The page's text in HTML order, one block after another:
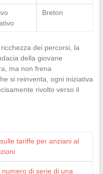
Breton
dei percorsi, la
della giovane
ma non frena
si reinventa, ogni iniziativa
rivolto verso il
tariffe per anziani al
di serie di una